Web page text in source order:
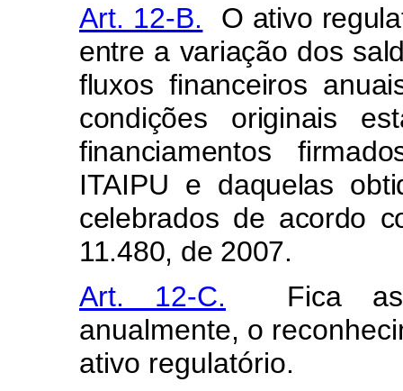
Art. 12-B. O ativo
entre a variação dos
fluxos financeiros
condições originais
financiamentos
ITAIPU e daquelas
celebrados de acordo
11.480, de 2007.
Art. 12-C. Fica
anualmente, o
ativo regulatório.